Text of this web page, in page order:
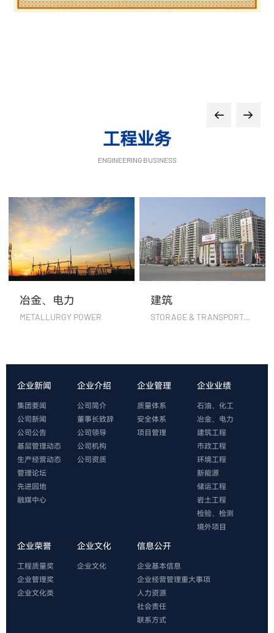
工程业务
ENGINEERING BUSINESS
冶金、电力
METALLURGY POWER
建筑
STORAGE & TRANSPORTATION
企业新闻
集团要闻
公司新闻
公司公告
基层管理动态
生产经营动态
管理论坛
先进园地
融媒中心
企业介绍
公司简介
董事长致辞
公司领导
公司机构
公司资质
企业管理
质量体系
安全体系
项目管理
企业业绩
石油、化工
冶金、电力
建筑工程
市政工程
环境工程
新能源
储运工程
岩土工程
检验、检测
境外项目
企业荣誉
工程质量奖
企业管理奖
企业文化类
企业文化
企业文化
信息公开
企业基本信息
企业经营管理重大事项
人力资源
社会责任
联系方式